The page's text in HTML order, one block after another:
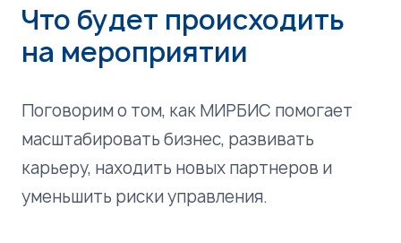
Что будет происходить
на мероприятии
Поговорим о том, как МИРБИС помогает
масштабировать бизнес, развивать
карьеру, находить новых партнеров и
уменьшить риски управления.